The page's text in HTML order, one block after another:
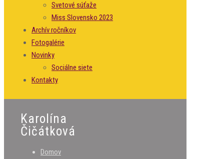
Svetové súťaže
Miss Slovensko 2023
Archív ročníkov
Fotogalérie
Novinky
Sociálne siete
Kontakty
Karolína
Čičátková
Domov